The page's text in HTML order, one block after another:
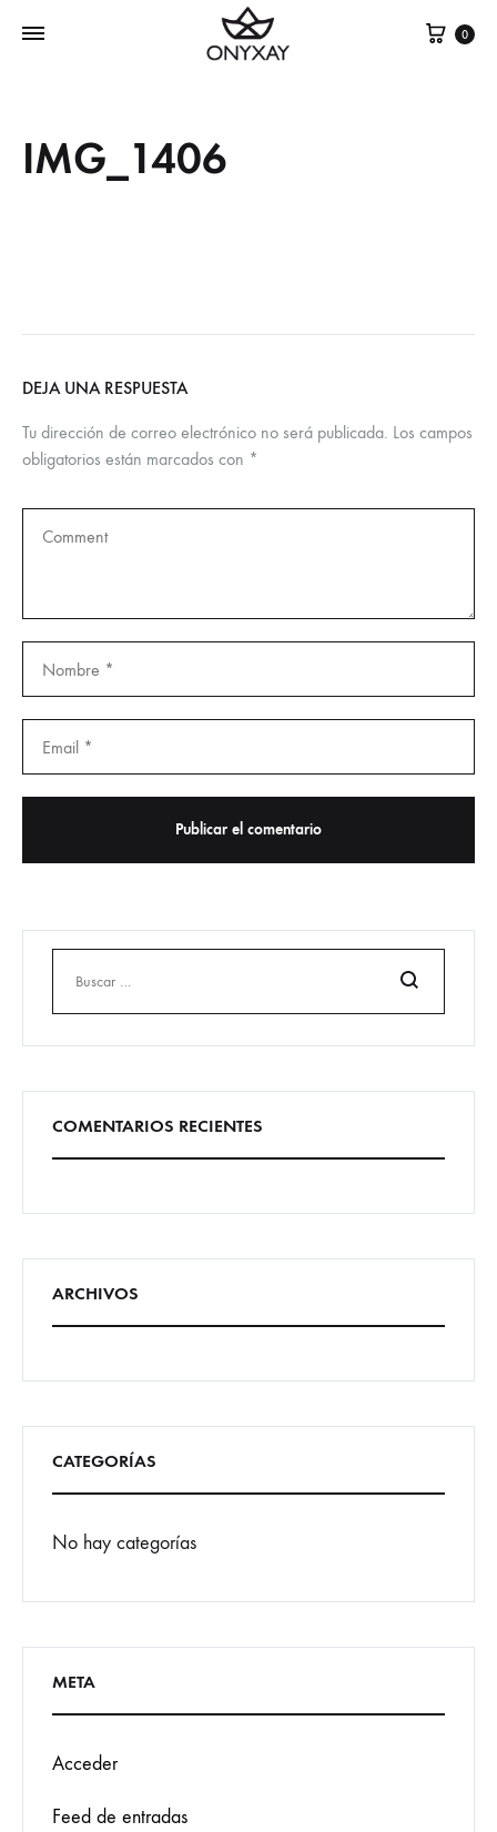
Cesta
0
IMG_1406
DEJA UNA RESPUESTA
Tu dirección de correo electrónico no será publicada. Los campos
obligatorios están marcados con *
Buscar
COMENTARIOS RECIENTES
ARCHIVOS
CATEGORÍAS
No hay categorías
META
Acceder
Feed de entradas